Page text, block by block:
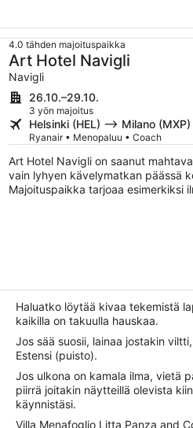
4.0 tähden majoituspaikka
Art Hotel Navigli
Navigli
26.10.–29.10.
3 yön majoitus
Helsinki (HEL) –> Milano (MXP)
Ryanair • Menopaluu • Coach
Art Hotel Navigli on saanut
vain lyhyen kävelymatkan päässä
Majoituspaikka tarjoaa esimerkiksi
Haluatko löytää kivaa tekemistä
kaikilla on takuulla hauskaa.
Jos sää suosii, lainaa jostakin
Estensi (puisto).
Jos ulkona on kamala ilma, vietä
piirrä joitakin näytteillä olevista
käynnistäsi.
Villa Menafoglio Litta Panza and